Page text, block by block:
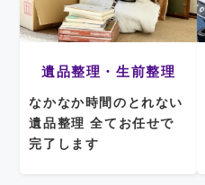
遺品整理・生前整理
なかなか時間のとれない
遺品整理 全てお任せで
完了します